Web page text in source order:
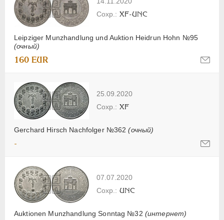
Leipziger Munzhandlung und Auktion Heidrun Hohn №95
(очный)
XF-UNC
160 EUR
25.09.2020
Gerchard Hirsch Nachfolger №362(очный)
XF
-
07.07.2020
Auktionen Munzhandlung Sonntag №32 (интернет)
UNC